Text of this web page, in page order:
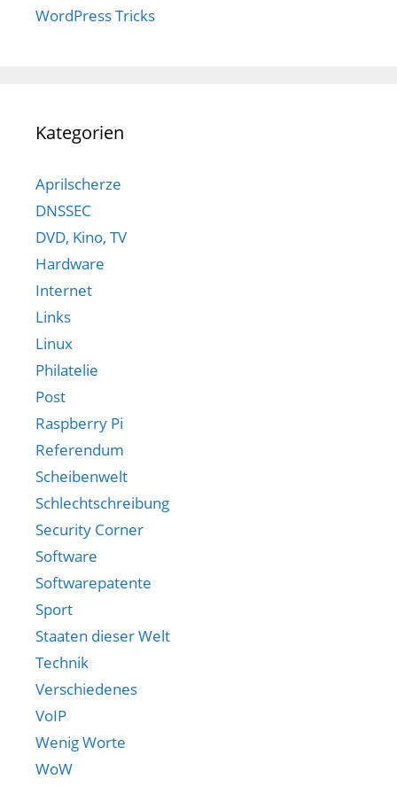
WordPress Tricks
Kategorien
Aprilscherze
DNSSEC
DVD, Kino, TV
Hardware
Internet
Links
Linux
Philatelie
Post
Raspberry Pi
Referendum
Scheibenwelt
Schlechtschreibung
Security Corner
Software
Softwarepatente
Sport
Staaten dieser Welt
Technik
Verschiedenes
VoIP
Wenig Worte
WoW